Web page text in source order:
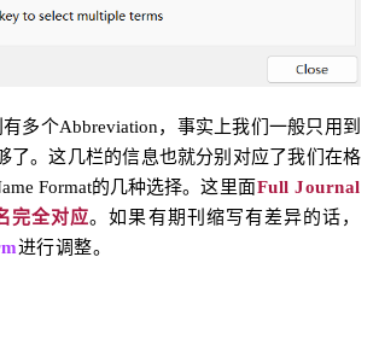
多个Abbreviation，事实上我们一般只用到
了。这几栏的信息也就分别对应了我们在格
Format的几种选择。这里面Full Journal
完全对应。如果有期刊缩写有差异的话，
进行调整。